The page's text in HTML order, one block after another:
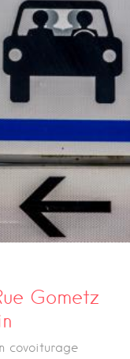
Gometz
covoiturage